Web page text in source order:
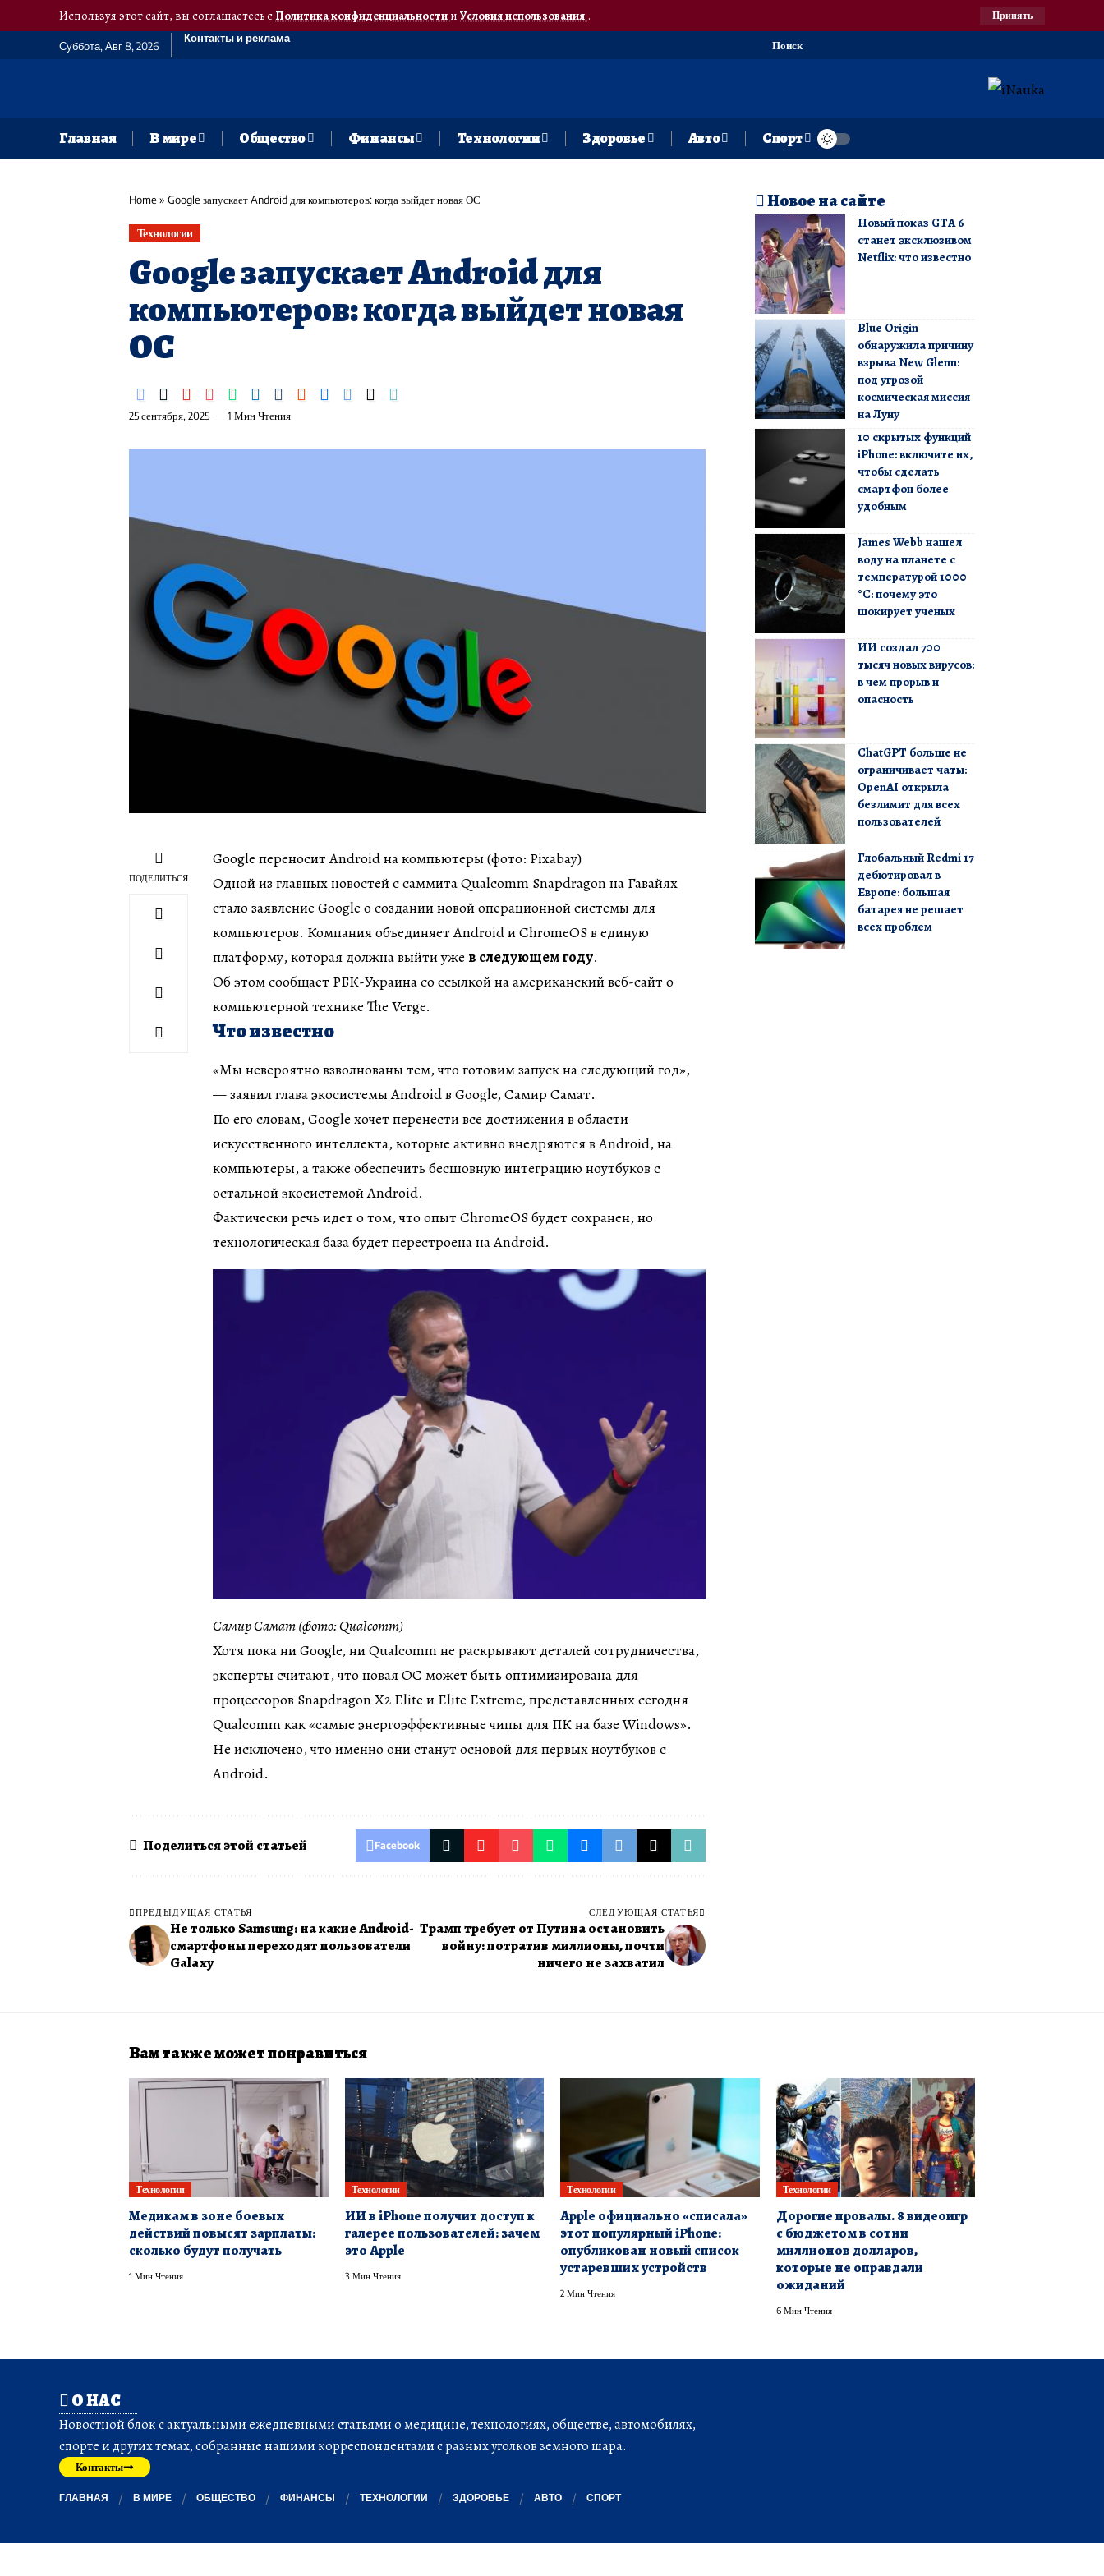
Используя этот сайт, вы соглашаетесь сПолитика конфиденциальностии Условия использования. Принять
Суббота, Авг 8, 2026
Контакты и реклама
Поиск
Главная В мире Общество Финансы Технологии Здоровье Авто Спорт
Home» Google запускает Android для компьютеров: когда выйдет новая ОС
Технологии
Google запускает Android для
компьютеров: когда выйдет новая
ОС
25 сентября, 2025 1 Мин Чтения
ПОДЕЛИТЬСЯ
Google переносит Android на компьютеры (фото: Pixabay)
Одной из главных новостей с саммита Qualcomm Snapdragon на Гавайях
стало заявление Google о создании новой операционной системы для
компьютеров. Компания объединяет Android и ChromeOS в единую
платформу, которая должна выйти уже в следующем году.
Об этом сообщает РБК-Украина со ссылкой на американский веб-сайт о
компьютерной технике The Verge.
Что известно
«Мы невероятно взволнованы тем, что готовим запуск на следующий год»,
— заявил глава экосистемы Android в Google, Самир Самат.
По его словам, Google хочет перенести все достижения в области
искусственного интеллекта, которые активно внедряются в Android, на
компьютеры, а также обеспечить бесшовную интеграцию ноутбуков с
остальной экосистемой Android.
Фактически речь идет о том, что опыт ChromeOS будет сохранен, но
технологическая база будет перестроена на Android.
Самир Самат (фото: Qualcomm)
Хотя пока ни Google, ни Qualcomm не раскрывают деталей сотрудничества,
эксперты считают, что новая ОС может быть оптимизирована для
процессоров Snapdragon X2 Elite и Elite Extreme, представленных сегодня
Qualcomm как «самые энергоэффективные чипы для ПК на базе Windows».
Не исключено, что именно они станут основой для первых ноутбуков с
Android.
Поделиться этой статьей Facebook
ПРЕДЫДУЩАЯ СТАТЬЯ
Не только Samsung: на какие Android-
смартфоны переходят пользователи
Galaxy
СЛЕДУЮЩАЯ СТАТЬЯ
Трамп требует от Путина остановить
войну: потратив миллионы, почти
ничего не захватил
Новое на сайте
Новый показ GTA 6
станет эксклюзивом
Netflix: что известно
Blue Origin
обнаружила причину
взрыва New Glenn:
под угрозой
космическая миссия
на Луну
10 скрытых функций
iPhone: включите их,
чтобы сделать
смартфон более
удобным
James Webb нашел
воду на планете с
температурой 1000
°C: почему это
шокирует ученых
ИИ создал 700
тысяч новых вирусов:
в чем прорыв и
опасность
ChatGPT больше не
ограничивает чаты:
OpenAI открыла
безлимит для всех
пользователей
Глобальный Redmi 17
дебютировал в
Европе: большая
батарея не решает
всех проблем
Вам также может понравиться
Технологии
Медикам в зоне боевых
действий повысят зарплаты:
сколько будут получать
1 Мин Чтения
Технологии
ИИ в iPhone получит доступ к
галерее пользователей: зачем
это Apple
3 Мин Чтения
Технологии
Apple официально «списала»
этот популярный iPhone:
опубликован новый список
устаревших устройств
2 Мин Чтения
Технологии
Дорогие провалы. 8 видеоигр
с бюджетом в сотни
миллионов долларов,
которые не оправдали
ожиданий
6 Мин Чтения
О НАС
Новостной блок с актуальными ежедневными статьями о медицине, технологиях, обществе, автомобилях,
спорте и других темах, собранные нашими корреспондентами с разных уголков земного шара.
Контакты
ГЛАВНАЯ В МИРЕ ОБЩЕСТВО ФИНАНСЫ ТЕХНОЛОГИИ ЗДОРОВЬЕ АВТО СПОРТ